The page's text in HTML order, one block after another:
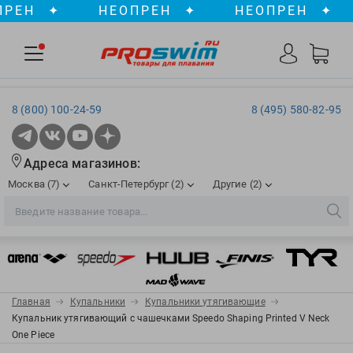
✦ НЕОПРЕН ✦ НЕОПРЕН ✦
8 (495) 580-82-95
8 (800) 100-24-59
Aqua Sphere
AquaFeel
Aqurun
Ergosport
Expand-a-Lung
Finis
Адреса магазинов:
Москва (7)
Рижская
Войковская/Балтийская, ТЦ «Метрополис»
Славянский бульвар
Санкт-Петербург (2)
Сенная пл./Садовая , ТЦ «ПИК»
Обводный канал, ТРК «Лиговъ»
Другие (2)
Краснодар
ул. им. Володи Головатого, д. 311
ТЦ «Галерея», 2 этаж
С 10.00 до 22.00
Телефон магазина: 8 (861) 204-20-01
Главная Купальники
Купальники утягивающие
Купальник утягивающий с чашечками Speedo Shaping Printed V Neck
One Piece